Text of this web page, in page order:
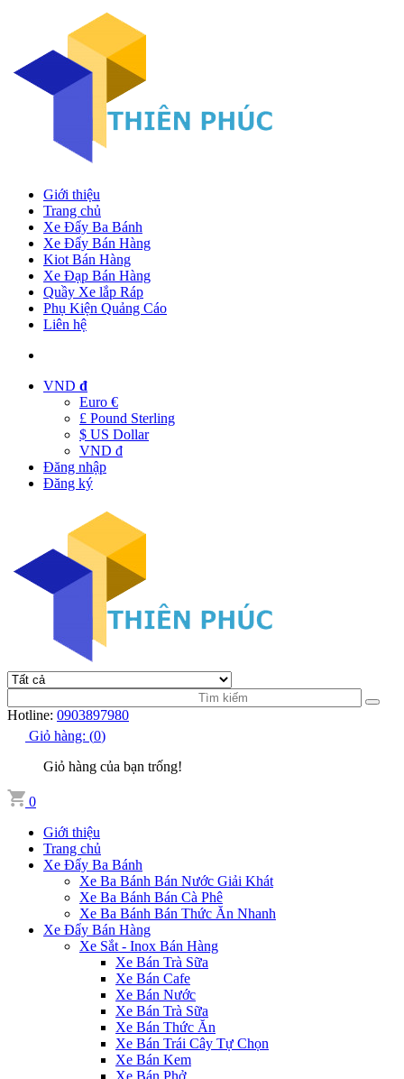
Giới thiệu
Trang chủ
Xe Đẩy Ba Bánh
Xe Đẩy Bán Hàng
Kiot Bán Hàng
Xe Đạp Bán Hàng
Quầy Xe lắp Ráp
Phụ Kiện Quảng Cáo
Liên hệ
VND đ
Euro €
£ Pound Sterling
$ US Dollar
VND đ
Đăng nhập
Đăng ký
Hotline: 0903897980
Giỏ hàng: (0)
Giỏ hàng của bạn trống!
0
Giới thiệu
Trang chủ
Xe Đẩy Ba Bánh
Xe Ba Bánh Bán Nước Giải Khát
Xe Ba Bánh Bán Cà Phê
Xe Ba Bánh Bán Thức Ăn Nhanh
Xe Đẩy Bán Hàng
Xe Sắt - Inox Bán Hàng
Xe Bán Trà Sữa
Xe Bán Cafe
Xe Bán Nước
Xe Bán Trà Sữa
Xe Bán Thức Ăn
Xe Bán Trái Cây Tự Chọn
Xe Bán Kem
Xe Bán Phở